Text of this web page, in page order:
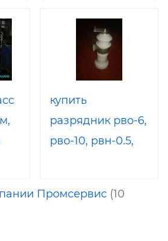
купить
разрядник рво-6,
рво-10, рвн-0.5,
Промсервис (10